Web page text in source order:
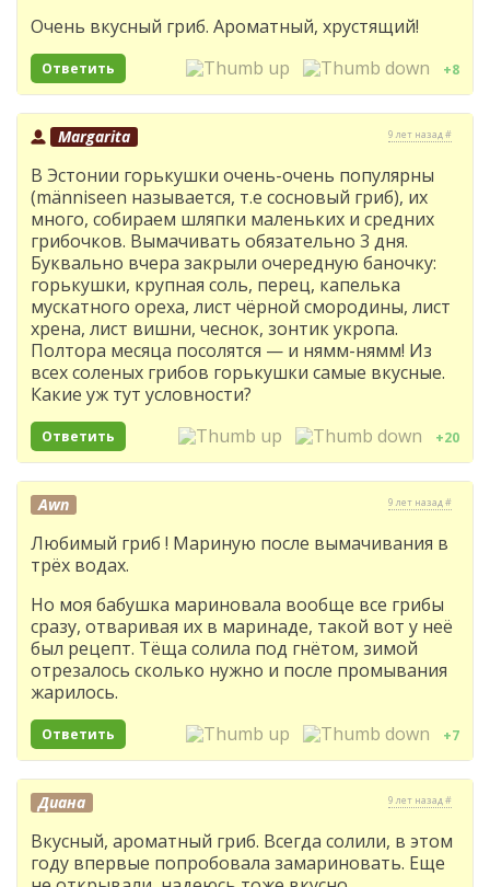
Очень вкусный гриб. Ароматный, хрустящий!
Ответить +8
Margarita 9 лет назад #
В Эстонии горькушки очень-очень популярны
(männiseen называется, т.е сосновый гриб), их
много, собираем шляпки маленьких и средних
грибочков. Вымачивать обязательно 3 дня.
Буквально вчера закрыли очередную баночку:
горькушки, крупная соль, перец, капелька
мускатного ореха, лист чёрной смородины, лист
хрена, лист вишни, чеснок, зонтик укропа.
Полтора месяца посолятся — и нямм-нямм! Из
всех соленых грибов горькушки самые вкусные.
Какие уж тут условности?
Ответить +20
Awn 9 лет назад #
Любимый гриб ! Мариную после вымачивания в
трёх водах.
Но моя бабушка мариновала вообще все грибы
сразу, отваривая их в маринаде, такой вот у неё
был рецепт. Тёща солила под гнётом, зимой
отрезалось сколько нужно и после промывания
жарилось.
Ответить +7
Диана 9 лет назад #
Вкусный, ароматный гриб. Всегда солили, в этом
году впервые попробовала замариновать. Еще